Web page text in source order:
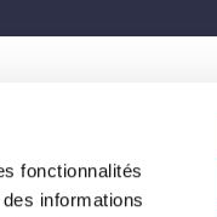
fonctionnalités
informations
de société